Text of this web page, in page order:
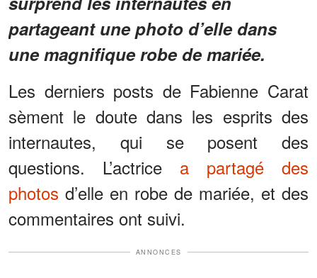
partageant une photo d’elle dans
une magnifique robe de mariée.
Les derniers posts de Fabienne Carat
sèment le doute dans les esprits des
internautes, qui se posent des
questions. L’actrice a partagé des
photos d’elle en robe de mariée, et des
commentaires ont suivi.
ANNONCES